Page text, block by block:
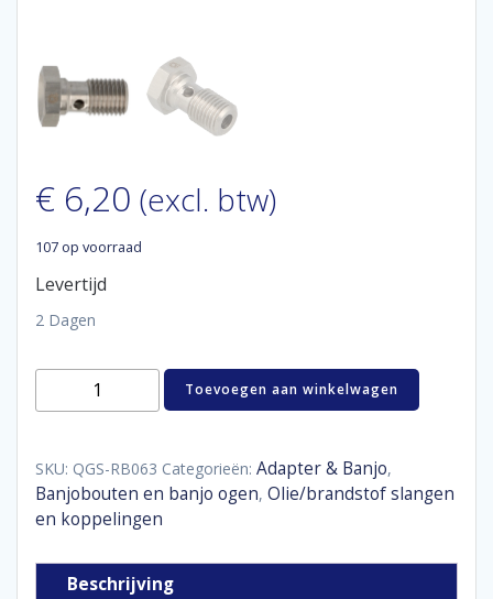
€ 6,20 (excl. btw)
107 op voorraad
Levertijd
2 Dagen
SS
mm
long
M10
x
Toevoegen aan winkelwagen
SKU: QGS-RB063 Categorieën: Adapter & Banjo,
Banjobouten en banjo ogen, Olie/brandstof slangen
en koppelingen
Beschrijving